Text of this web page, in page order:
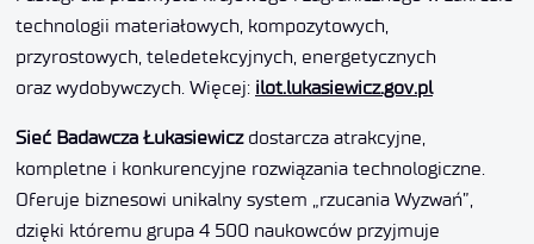
technologii materiałowych, kompozytowych,
przyrostowych, teledetekcyjnych, energetycznych
oraz wydobywczych. Więcej: ilot.lukasiewicz.gov.pl
Sieć Badawcza Łukasiewiczdostarcza atrakcyjne,
kompletne i konkurencyjne rozwiązania technologiczne.
Oferuje biznesowi unikalny system „rzucania Wyzwań”,
dzięki któremu grupa 4 500 naukowców przyjmuje